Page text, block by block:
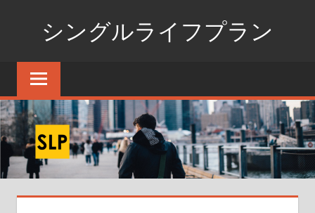
へ
ス
キ
ッ
シングルライフプラン
独
活
た
め